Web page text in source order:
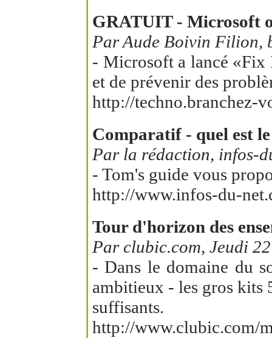
GRATUIT - Microsoft
Par Aude Boivin Filion,
- Microsoft a lancé «Fix
et de prévenir des
http://techno.branchez-
Comparatif - quel est
Par la rédaction, infos-
- Tom's guide vous
http://www.infos-du-
Tour d'horizon des
Par clubic.com, Jeudi
- Dans le domaine du
ambitieux - les gros kits
suffisants.
http://www.clubic.com/